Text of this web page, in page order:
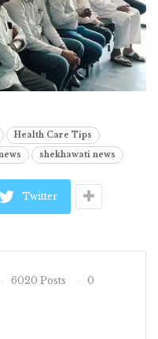
Health Care Tips
shekhawati news
Twitter
6020 Posts
0